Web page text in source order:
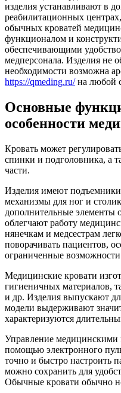
изделия устанавливают в
реабилитационных
обычных кроватей
функционалом и
обеспечивающими
медперсонала. Изделия не
необходимости возможна
https://qmeding.ru/на любой
Основные
особенности
Кровать может
спинки и подголовника, а
части.
Изделия имеют
механизмы для ног и
дополнительные элементы
облегчают работу
нянечкам и медсестрам
поворачивать пациентов,
ограниченные
Медицинские кровати
гигиеничных материалов,
и др. Изделия выпускают
модели выдерживают
характеризуются
Управление медицинскими
помощью электронного
точно и быстро настроить
можно сохранить для
Обычные кровати обычно